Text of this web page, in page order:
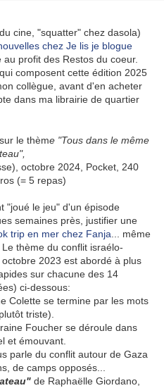
cine, "squatter" chez dasola)
chez Je lis je blogue
au profit des Restos du coeur.
composent cette édition 2025
collègue, avant d'en acheter
dans ma librairie de quartier
le thème "Tous dans le même
octobre 2024, Pocket, 240
(= 5 repas)
"joué le jeu" d'un épisode
semaines près, justifier une
trip en mer chez Fanja ... même
thème du conflit israélo-
2023 est abordé à plus
sur chacune des 14
ci-dessous:
Colette se termine par les mots
triste).
Foucher se déroule dans
et émouvant.
parle du conflit autour de Gaza
de camps opposés...
de Raphaëlle Giordano,